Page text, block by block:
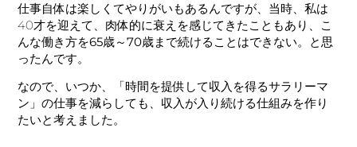
仕事自体は楽しくてやりがいもあるんですが、当時、私は
40才を迎えて、肉体的に衰えを感じてきたこともあり、 こ
んな働き方を65歳～70歳まで続けることはできない。 と思
ったんです。
なので、いつか、「時間を提供して収入を得るサラリーマ
ン」の仕事を減らしても、 収入が入り続ける仕組みを作り
たいと考えました。